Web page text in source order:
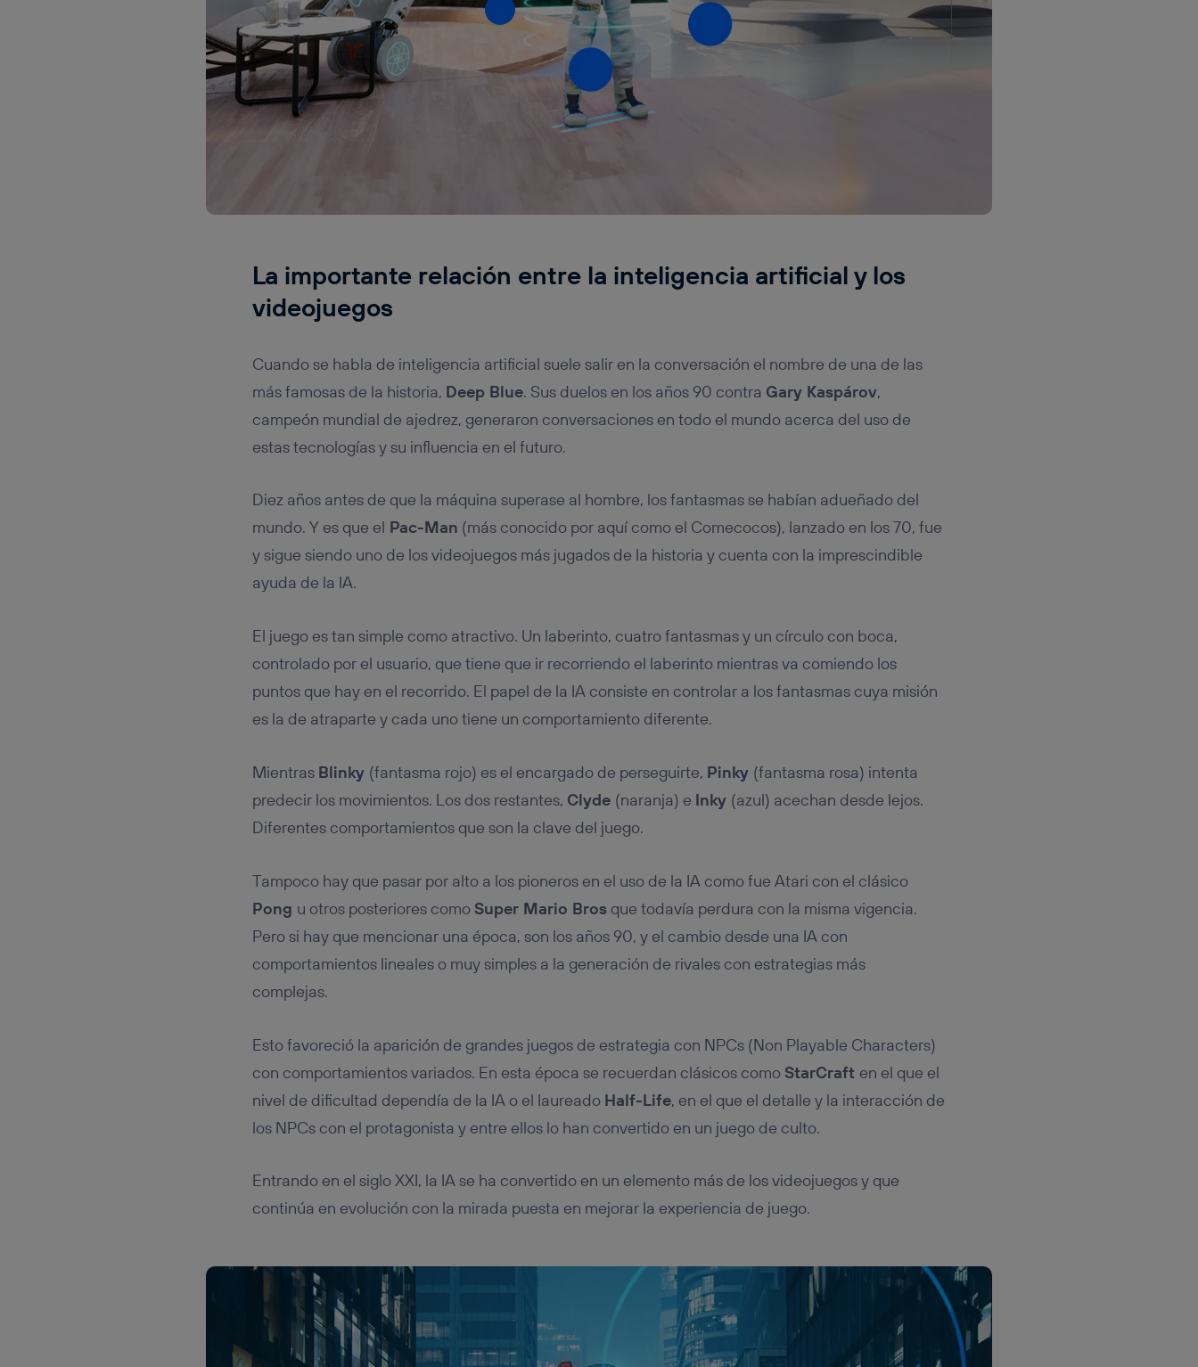
La importante relación entre la inteligencia artificial y los
videojuegos
Cuando se habla de inteligencia artificial suele salir en la conversación el nombre de una de las
más famosas de la historia, Deep Blue. Sus duelos en los años 90 contra Gary Kaspárov,
campeón mundial de ajedrez, generaron conversaciones en todo el mundo acerca del uso de
estas tecnologías y su influencia en el futuro.
Diez años antes de que la máquina superase al hombre, los fantasmas se habían adueñado del
mundo. Y es que el Pac-Man (más conocido por aquí como el Comecocos), lanzado en los 70, fue
y sigue siendo uno de los videojuegos más jugados de la historia y cuenta con la imprescindible
ayuda de la IA.
El juego es tan simple como atractivo. Un laberinto, cuatro fantasmas y un círculo con boca,
controlado por el usuario, que tiene que ir recorriendo el laberinto mientras va comiendo los
puntos que hay en el recorrido. El papel de la IA consiste en controlar a los fantasmas cuya misión
es la de atraparte y cada uno tiene un comportamiento diferente.
Mientras Blinky (fantasma rojo) es el encargado de perseguirte, Pinky (fantasma rosa) intenta
predecir los movimientos. Los dos restantes, Clyde (naranja) e Inky (azul) acechan desde lejos.
Diferentes comportamientos que son la clave del juego.
Tampoco hay que pasar por alto a los pioneros en el uso de la IA como fue Atari con el clásico
Pong u otros posteriores comoSuper Mario Brosque todavía perdura con la misma vigencia.
Pero si hay que mencionar una época, son los años 90, y el cambio desde una IA con
comportamientos lineales o muy simples a la generación de rivales con estrategias más
complejas.
Esto favoreció la aparición de grandes juegos de estrategia con NPCs (Non Playable Characters)
con comportamientos variados. En esta época se recuerdan clásicos comoStarCraft en el que el
nivel de dificultad dependía de la IA o el laureado Half-Life, en el que el detalle y la interacción de
los NPCs con el protagonista y entre ellos lo han convertido en un juego de culto.
Entrando en el siglo XXI, la IA se ha convertido en un elemento más de los videojuegos y que
continúa en evolución con la mirada puesta en mejorar la experiencia de juego.